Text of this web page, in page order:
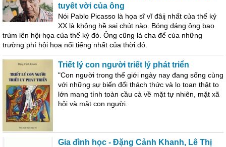
tuyêt vời của ông
Nói Pablo Picasso là họa sĩ vĩ đâij nhất của thế kỷ
XX là không hề sai chút nào. Bóng dáng ông bao
trùm lên hội họa của thế kỷ đó. Ông cũng là cha để của những
trường phí hội họa nổi tiếng nhất của thời đó.
Triết lý con người triết lý phát triển
"Con người trong thế giới ngày nay đang sống cùng
với những sự biến đổi thách thức và lo toan thật to
lớn mang tính toàn cầu cả về mặt tự nhiên, mặt xã
hội và mặt con người.
Gia đình học - Đặng Cảnh Khanh, Lê Thị